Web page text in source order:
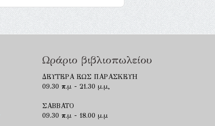
Ωράριο βιβλιοπωλείου
ΔΕΥΤΕΡΑ ΕΩΣ ΠΑΡΑΣΚΕΥΗ
09.30 π.μ - 21.30 μ.μ,
ΣΑΒΒΑΤΟ
09.30 π.μ - 18.00 μ.μ